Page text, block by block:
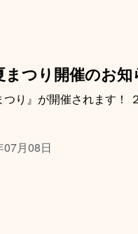
つり開催のお知
り』が開催されます！
07月08日